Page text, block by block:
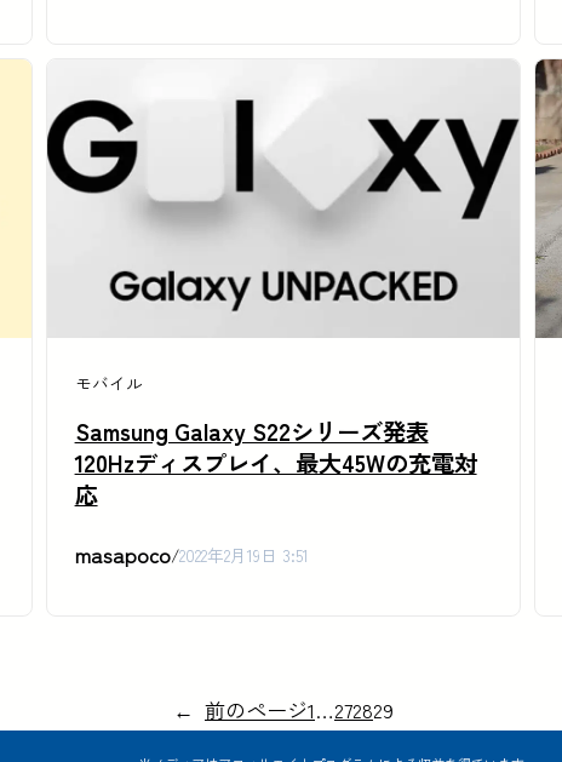
モバイル
Samsung Galaxy S22シリーズ発表
120Hzディスプレイ、最大45Wの充電対
応
masapoco/2022年2月19日 3:51
← 前のページ1…272829